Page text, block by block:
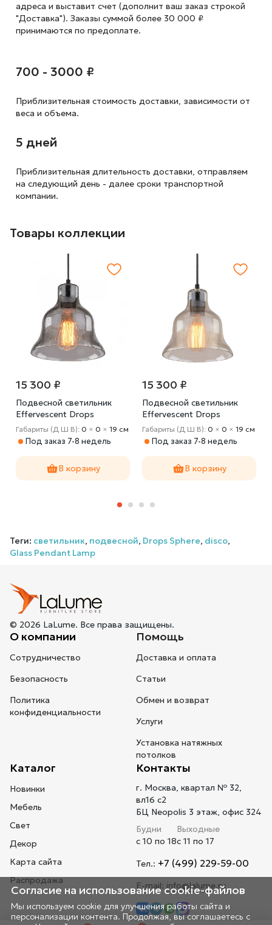
адреса и выставит счет (дополнит ваш заказ строкой
"Доставка"). Заказы суммой более 30 000 ₽
принимаются по предоплате.
700 - 3000 ₽
Приблизительная стоимость доставки, зависимости от
веса и объема.
5 дней
Приблизительная длительность доставки, отправляем
на следующий день - далее сроки транспортной
компании.
Товары коллекции
15 300 ₽
Подвесной светильник
Effervescent Drops
Pendant Lamp smoke
Габариты (Д Ш В): 0 × 0 × 19 cм
Под заказ 7-8 недель
В корзину
15 300 ₽
Подвесной светильник
Effervescent Drops
Pendant Lamp amber
Габариты (Д Ш В): 0 × 0 × 19 cм
Под заказ 7-8 недель
В корзину
Теги: светильник, подвесной, Drops Sphere, disco,
Glass Pendant Lamp
© 2026 LaLume. Все права защищены.
О компании
Сотрудничество
Безопасность
Политика
конфиденциальности
Помощь
Доставка и оплата
Статьи
Обмен и возврат
Услуги
Установка натяжных
потолков
Каталог
Новинки
Мебель
Свет
Декор
Карта сайта
Распродажа
Контакты
г. Москва, квартал № 32,
вл16 с2
БЦ Neopolis 3 этаж, офис 324
Будни
с 10 по 18
Выходные
с 11 по 17
Тел.: +7 (499) 229-59-00
E-mail: info@lalume.ru
Согласие на использование cookie-файлов
Мы используем cookie для улучшения работы сайта и
персонализации контента. Продолжая, вы соглашаетесь с